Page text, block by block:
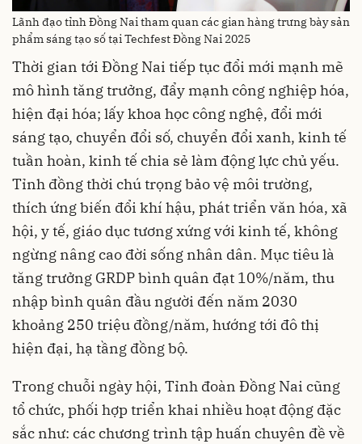
Lãnh đạo tỉnh Đồng Nai tham quan các gian hàng trưng bày sản
phẩm sáng tạo số tại Techfest Đồng Nai 2025
Thời gian tới Đồng Nai tiếp tục đổi mới mạnh mẽ
mô hình tăng trưởng, đẩy mạnh công nghiệp hóa,
hiện đại hóa; lấy khoa học công nghệ, đổi mới
sáng tạo, chuyển đổi số, chuyển đổi xanh, kinh tế
tuần hoàn, kinh tế chia sẻ làm động lực chủ yếu.
Tỉnh đồng thời chú trọng bảo vệ môi trường,
thích ứng biến đổi khí hậu, phát triển văn hóa, xã
hội, y tế, giáo dục tương xứng với kinh tế, không
ngừng nâng cao đời sống nhân dân. Mục tiêu là
tăng trưởng GRDP bình quân đạt 10%/năm, thu
nhập bình quân đầu người đến năm 2030
khoảng 250 triệu đồng/năm, hướng tới đô thị
hiện đại, hạ tầng đồng bộ.
Trong chuỗi ngày hội, Tỉnh đoàn Đồng Nai cũng
tổ chức, phối hợp triển khai nhiều hoạt động đặc
sắc như: các chương trình tập huấn chuyên đề về